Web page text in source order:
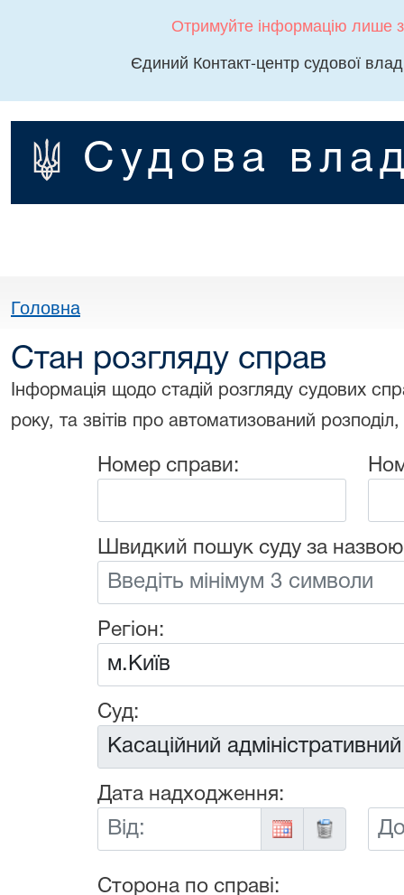
Отримуйте інформацію лише
Єдиний Контакт-центр судової
Судова
Головна
Стан розгляду справ
Інформація щодо стадій розгляду судових
року, та звітів про автоматизований
Номер справи:
Швидкий пошук суду за
Регіон:
Суд:
Дата надходження:
Від:
До:
Сторона по справі: